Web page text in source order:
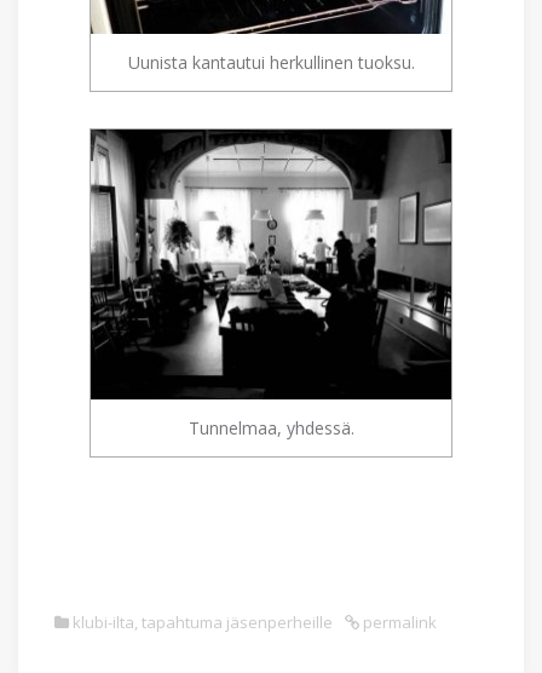
Uunista kantautui herkullinen tuoksu.
Tunnelmaa, yhdessä.
klubi-ilta, tapahtuma jäsenperheille permalink